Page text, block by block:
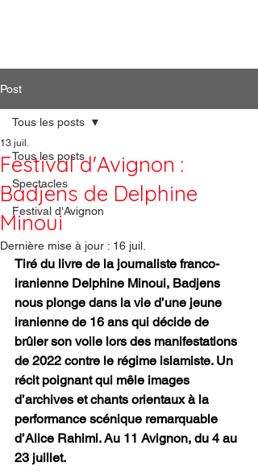
Post
Tous les posts
Spectacles
Festival d'Avignon
Tous les posts
Festival d'Avignon :
Badjens de Delphine
Minoui
13 juil.
Dernière mise à jour : 16 juil.
Tiré du livre de la journaliste franco-
iranienne Delphine Minoui, Badjens
nous plonge dans la vie d’une jeune
iranienne de 16 ans qui décide de
brûler son voile lors des manifestations
de 2022 contre le régime islamiste. Un
récit poignant qui mêle images
d’archives et chants orientaux à la
performance scénique remarquable
d’Alice Rahimi. Au 11 Avignon, du 4 au
23 juillet.